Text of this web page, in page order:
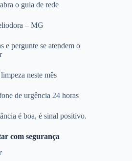
o guia de rede
– MG
e pergunte se atendem o
neste mês
de urgência 24 horas
é boa, é sinal positivo.
com segurança